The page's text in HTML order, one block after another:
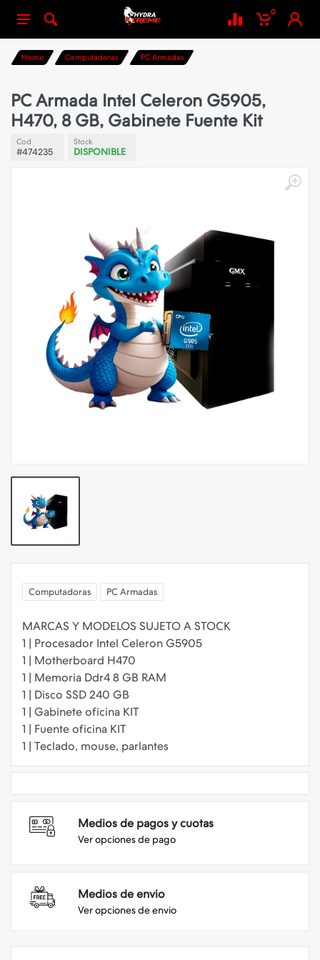
0
Home Computadoras PC Armadas
PC Armada Intel Celeron G5905,
H470, 8 GB, Gabinete Fuente Kit
Cod
#474235
Stock
DISPONIBLE
Computadoras PC Armadas
MARCAS Y MODELOS SUJETO A STOCK
1 | Procesador Intel Celeron G5905
1 | Motherboard H470
1 | Memoria Ddr4 8 GB RAM
1 | Disco SSD 240 GB
1 | Gabinete oficina KIT
1 | Fuente oficina KIT
Medios de pagos y cuotas
Ver opciones de pago
Medios de envio
Ver opciones de envio